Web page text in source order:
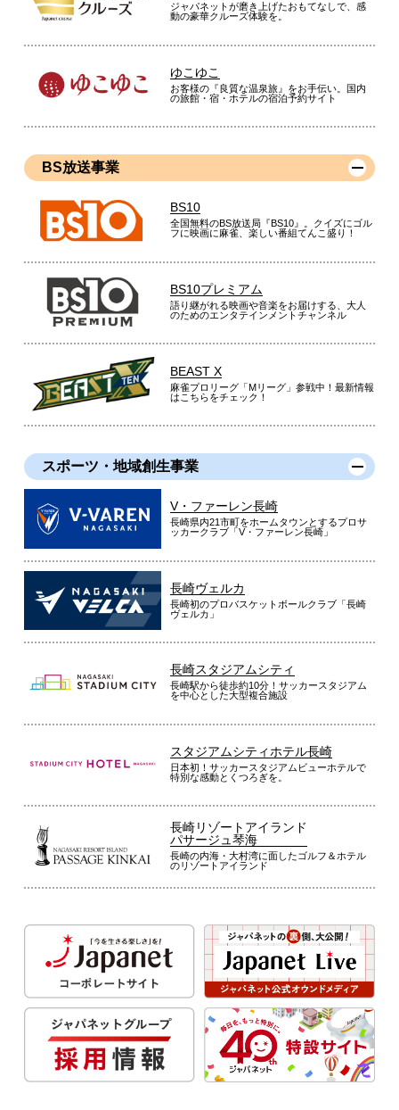
ジャパネットが磨き上げたおもてなしで、感
動の豪華クルーズ体験を。
ゆこゆこ
お客様の『良質な温泉旅』をお手伝い。国内
の旅館・宿・ホテルの宿泊予約サイト
BS放送事業
BS10
全国無料のBS放送局『BS10』。クイズにゴル
フに映画に麻雀、楽しい番組てんこ盛り！
BS10プレミアム
語り継がれる映画や音楽をお届けする、大人
のためのエンタテインメントチャンネル
BEAST X
麻雀プロリーグ「Mリーグ」参戦中！最新情報
はこちらをチェック！
スポーツ・地域創生事業
V・ファーレン長崎
長崎県内21市町をホームタウンとするプロサ
ッカークラブ「V・ファーレン長崎」
長崎ヴェルカ
長崎初のプロバスケットボールクラブ「長崎
ヴェルカ」
長崎スタジアムシティ
長崎駅から徒歩約10分！サッカースタジアム
を中心とした大型複合施設
スタジアムシティホテル長崎
日本初！サッカースタジアムビューホテルで
特別な感動とくつろぎを。
長崎リゾートアイランド
パサージュ琴海
長崎の内海・大村湾に面したゴルフ＆ホテル
のリゾートアイランド